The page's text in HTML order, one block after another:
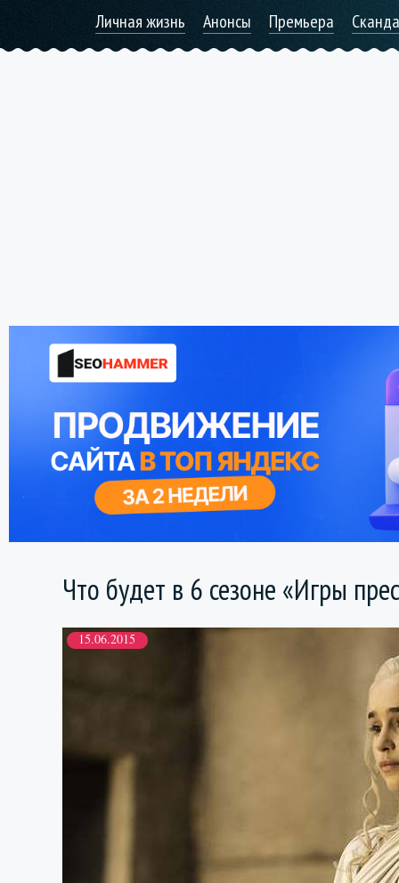
Личная жизнь Анонсы Премьера
Что будет в 6 сезоне «Игры
15.06.2015